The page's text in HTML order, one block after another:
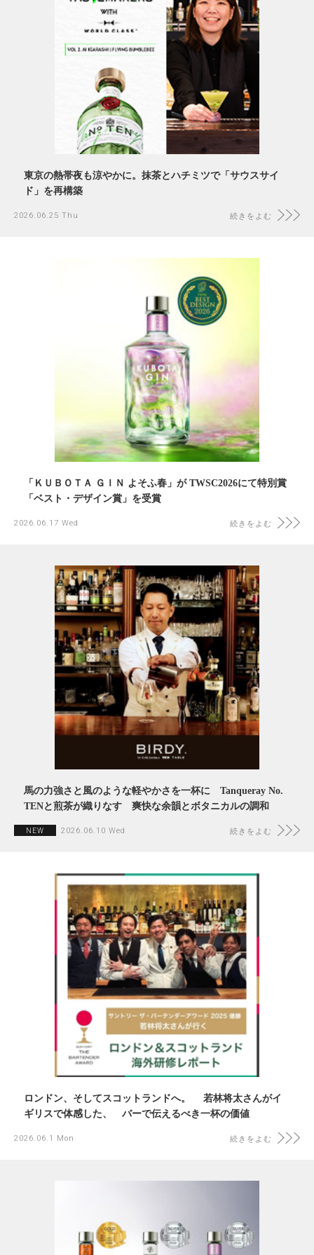
東京の熱帯夜も涼やかに。抹茶とハチミツで「サウスサイ
ド」を再構築
2026.06.25 Thu 続きをよむ
「ＫＵＢＯＴＡ ＧＩＮ よそふ春」が TWSC2026にて特別賞
「ベスト・デザイン賞」を受賞
2026.06.17 Wed 続きをよむ
馬の力強さと風のような軽やかさを一杯に Tanqueray No.
TENと煎茶が織りなす 爽快な余韻とボタニカルの調和
NEW 2026.06.10 Wed 続きをよむ
ロンドン、そしてスコットランドへ。 若林将太さんがイ
ギリスで体感した、 バーで伝えるべき一杯の価値
2026.06.1 Mon 続きをよむ